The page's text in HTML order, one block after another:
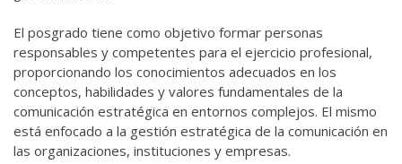
El posgrado tiene como objetivo formar personas
responsables y competentes para el ejercicio profesional,
proporcionando los conocimientos adecuados en los
conceptos, habilidades y valores fundamentales de la
comunicación estratégica en entornos complejos. El mismo
está enfocado a la gestión estratégica de la comunicación en
las organizaciones, instituciones y empresas.